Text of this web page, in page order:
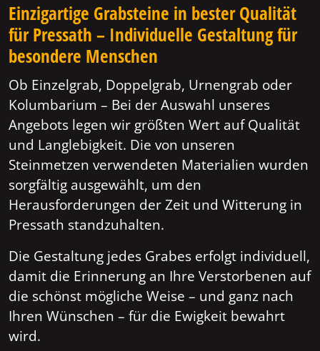
Einzigartige Grabsteine in bester Qualität
für Pressath – Individuelle Gestaltung für
besondere Menschen
Ob Einzelgrab, Doppelgrab, Urnengrab oder
Kolumbarium – Bei der Auswahl unseres
Angebots legen wir größten Wert auf Qualität
und Langlebigkeit. Die von unseren
Steinmetzen verwendeten Materialien wurden
sorgfältig ausgewählt, um den
Herausforderungen der Zeit und Witterung in
Pressath standzuhalten.
Die Gestaltung jedes Grabes erfolgt individuell,
damit die Erinnerung an Ihre Verstorbenen auf
die schönst mögliche Weise – und ganz nach
Ihren Wünschen – für die Ewigkeit bewahrt
wird.